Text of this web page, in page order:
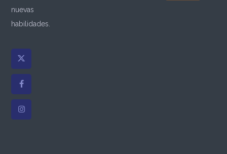
nuevas
habilidades.